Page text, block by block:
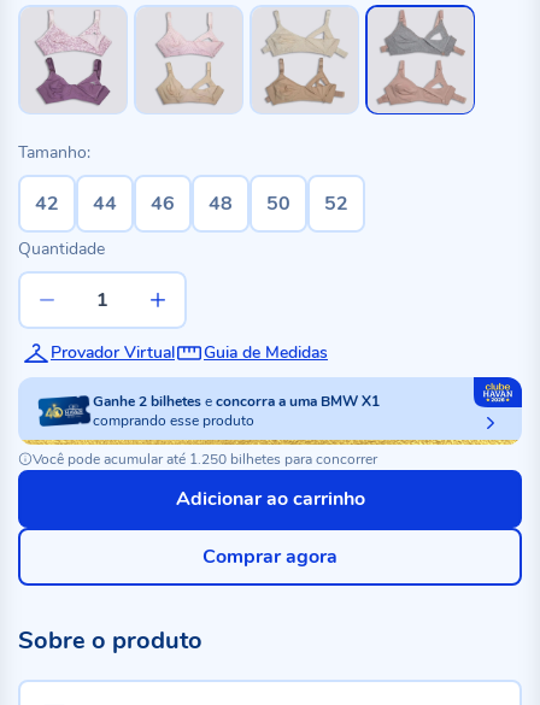
Tamanho:
42 44 46 48 50 52
Quantidade
Provador Virtual Guia de Medidas
Ganhe2bilheteseconcorra a uma BMW X1
comprando esse produto
Você pode acumular até 1.250 bilhetes para concorrer
Adicionar ao carrinho
Comprar agora
Sobre o produto